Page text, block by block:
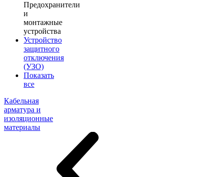
Предохранители
и
монтажные
устройства
Устройство
защитного
отключения
(УЗО)
Показать
все
Кабельная
арматура и
изоляционные
материалы